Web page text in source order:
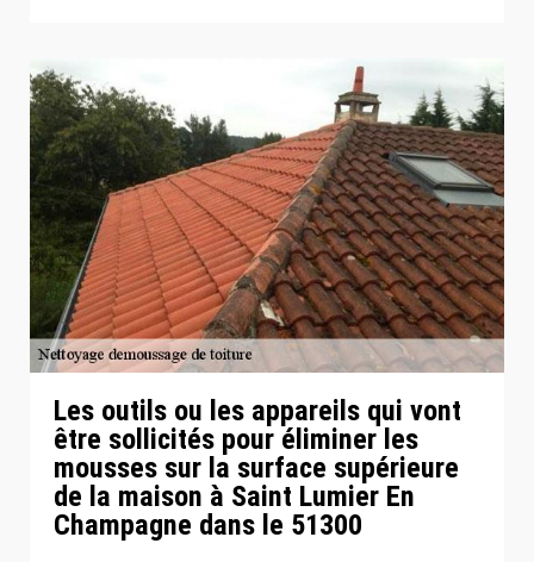
Les outils ou les appareils qui vont
être sollicités pour éliminer les
mousses sur la surface supérieure
de la maison à Saint Lumier En
Champagne dans le 51300